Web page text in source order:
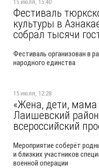
15 июля, 15:40
Фестиваль
культуры в
собрал тысячи
Фестиваль организован в
народного единства
15 июля, 12:28
«Жена, дети, мама
Лаишевский
всероссийский
Мероприятие соберёт
и близких участников
военной операции